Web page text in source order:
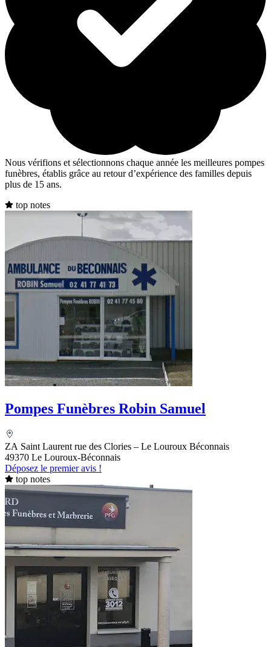
Nous vérifions et sélectionnons chaque année les meilleures pompes
funèbres, établis grâce au retour d’expérience des familles depuis
plus de 15 ans.
top notes
Pompes Funèbres Robin Samuel
ZA Saint Laurent rue des Clories – Le Louroux Béconnais
49370 Le Louroux-Béconnais
Déposez le premier avis !
top notes